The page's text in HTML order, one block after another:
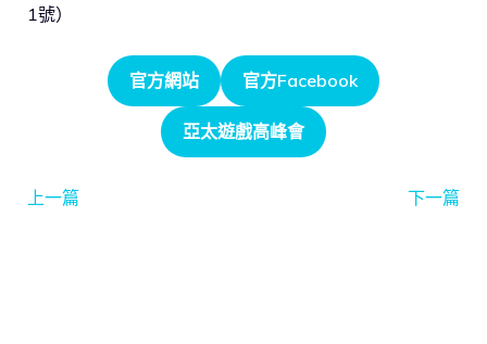
1號）
官方網站 官方Facebook
亞太遊戲高峰會
上一篇 下一篇